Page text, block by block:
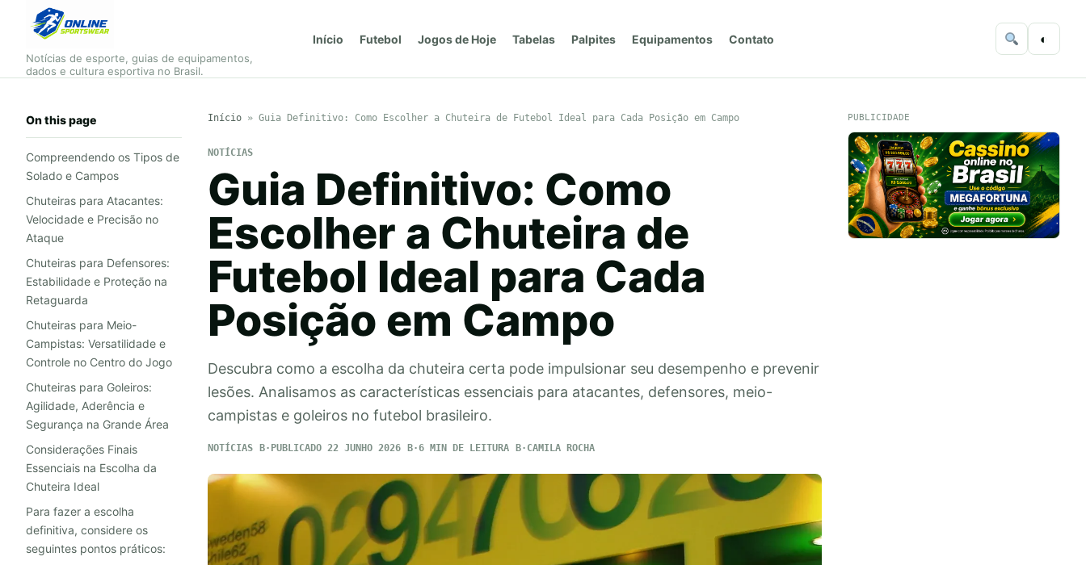
Notícias de esporte, guias de equipamentos,
dados e cultura esportiva no Brasil.
Início Futebol Jogos de Hoje Tabelas Palpites Equipamentos Contato ◐
On this page
Compreendendo os Tipos de
Solado e Campos
Chuteiras para Atacantes:
Velocidade e Precisão no
Ataque
Chuteiras para Defensores:
Estabilidade e Proteção na
Retaguarda
Chuteiras para Meio-
Campistas: Versatilidade e
Controle no Centro do Jogo
Chuteiras para Goleiros:
Agilidade, Aderência e
Segurança na Grande Área
Considerações Finais
Essenciais na Escolha da
Chuteira Ideal
Para fazer a escolha
definitiva, considere os
seguintes pontos práticos:
Início» Guia Definitivo: Como Escolher a Chuteira de Futebol Ideal para Cada Posição em Campo
NOTÍCIAS
Guia Definitivo: Como
Escolher a Chuteira de
Futebol Ideal para Cada
Posição em Campo
Descubra como a escolha da chuteira certa pode impulsionar seu desempenho e prevenir
lesões. Analisamos as características essenciais para atacantes, defensores, meio-
campistas e goleiros no futebol brasileiro.
NOTÍCIAS PUBLICADO 22 JUNHO 2026 6 MIN DE LEITURA CAMILA ROCHA
PUBLICIDADE